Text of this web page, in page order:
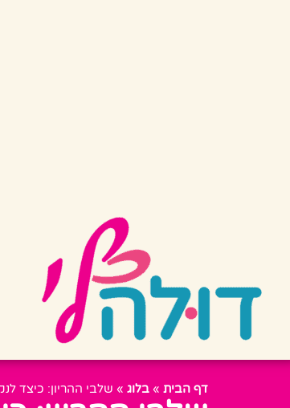
דף הבית » בלוג » שלבי ההריון: כיצד